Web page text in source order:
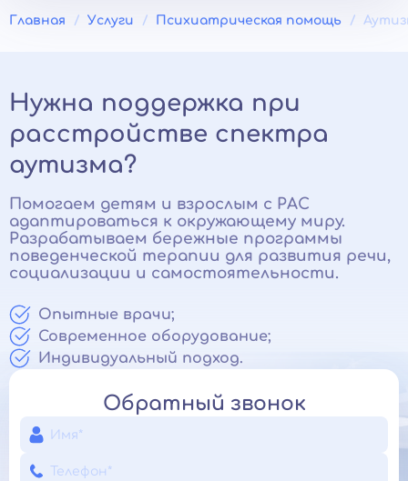
Главная Услуги Психиатрическая помощь
Нужна поддержка при
расстройстве спектра
аутизма?
Помогаем детям и взрослым с РАС
адаптироваться к окружающему миру.
Разрабатываем бережные программы
поведенческой терапии для развития речи,
социализации и самостоятельности.
Опытные врачи;
Современное оборудование;
Индивидуальный подход.
Обратный звонок